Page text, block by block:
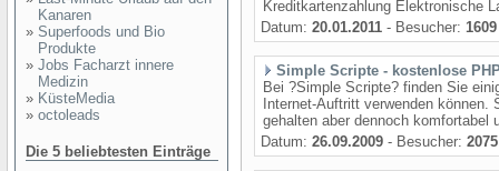
Kanaren
» Superfoods und Bio
Produkte
» Jobs Facharzt innere
Medizin
» KüsteMedia
» octoleads
Die 5 beliebtesten Einträge
Kreditkartenzahlung Elektronische
Datum: 20.01.2011 - Besucher: 1609
Simple Scripte - kostenlose
Bei ?Simple Scripte? finden Sie
Internet-Auftritt verwenden
gehalten aber dennoch komfortabel
Datum: 26.09.2009 - Besucher: 2075